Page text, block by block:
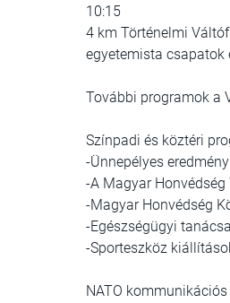
10:15
4 km Történelmi
egyetemista csapatok
További programok a
Színpadi és köztéri
-Ünnepélyes
-A Magyar
-Magyar Honvédség
-Egészségügyi
-Sporteszköz
NATO